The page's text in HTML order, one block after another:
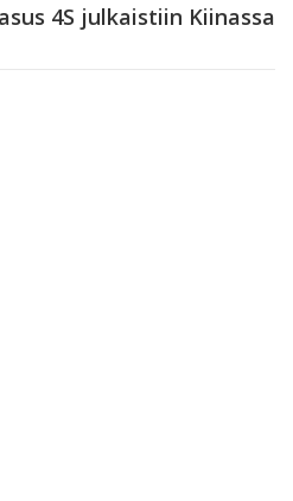
4S julkaistiin Kiinassa